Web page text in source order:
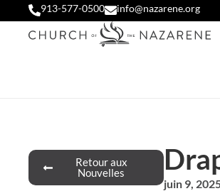
913-577-0500 info@nazarene.org
Retour aux
Nouvelles
juin 9,